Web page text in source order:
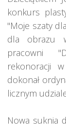
konkurs
"Moje szaty
dla obrazu
pracowni
rekonoracji
dokonał
licznym
Nowa suknia